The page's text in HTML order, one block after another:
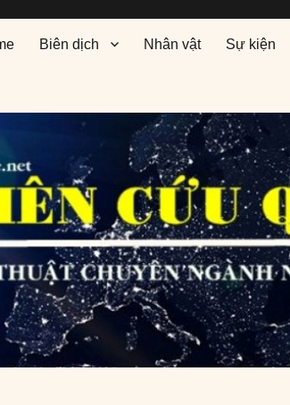
Biên dịch Nhân vật Sự kiện